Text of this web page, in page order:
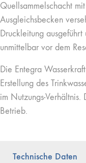
Quellsammelschacht
Ausgleichsbecken
Druckleitung
unmittelbar vor dem
Die Entegra
Erstellung des
im Nutzungs-
Betrieb.
Technische Daten